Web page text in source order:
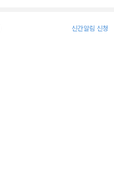
신간알림 신청